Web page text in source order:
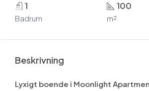
1
Badrum
100
m²
Beskrivning
Lyxigt boende i Moonlight